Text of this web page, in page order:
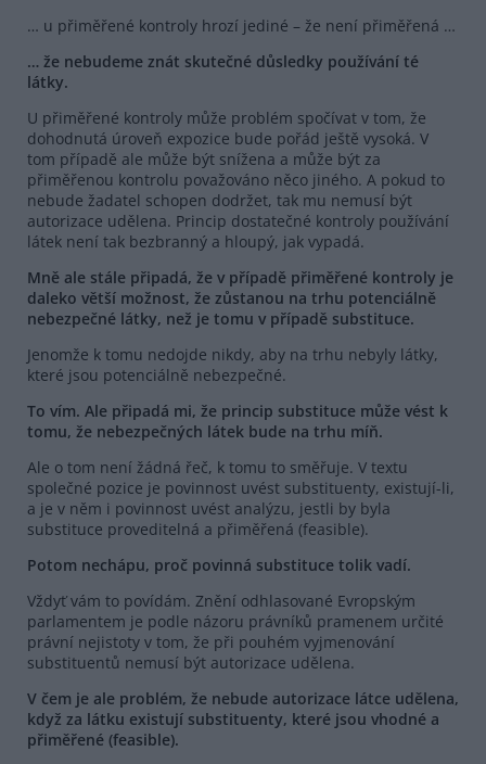
… u přiměřené kontroly hrozí jediné – že není přiměřená …
… že nebudeme znát skutečné důsledky používání té
látky.
U přiměřené kontroly může problém spočívat v tom, že
dohodnutá úroveň expozice bude pořád ještě vysoká. V
tom případě ale může být snížena a může být za
přiměřenou kontrolu považováno něco jiného. A pokud to
nebude žadatel schopen dodržet, tak mu nemusí být
autorizace udělena. Princip dostatečné kontroly používání
látek není tak bezbranný a hloupý, jak vypadá.
Mně ale stále připadá, že v případě přiměřené kontroly je
daleko větší možnost, že zůstanou na trhu potenciálně
nebezpečné látky, než je tomu v případě substituce.
Jenomže k tomu nedojde nikdy, aby na trhu nebyly látky,
které jsou potenciálně nebezpečné.
To vím. Ale připadá mi, že princip substituce může vést k
tomu, že nebezpečných látek bude na trhu míň.
Ale o tom není žádná řeč, k tomu to směřuje. V textu
společné pozice je povinnost uvést substituenty, existují-li,
a je v něm i povinnost uvést analýzu, jestli by byla
substituce proveditelná a přiměřená (feasible).
Potom nechápu, proč povinná substituce tolik vadí.
Vždyť vám to povídám. Znění odhlasované Evropským
parlamentem je podle názoru právníků pramenem určité
právní nejistoty v tom, že při pouhém vyjmenování
substituentů nemusí být autorizace udělena.
V čem je ale problém, že nebude autorizace látce udělena,
když za látku existují substituenty, které jsou vhodné a
přiměřené (feasible).